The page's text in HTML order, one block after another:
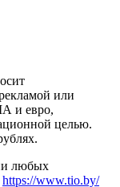
или
и евро,
целью.
любых
https://www.tio.by/